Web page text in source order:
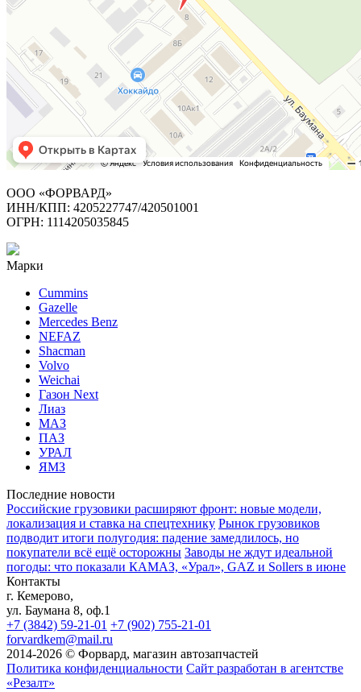
ООО «ФОРВАРД»
ИНН/КПП: 4205227747/420501001
ОГРН: 1114205035845
Марки
Cummins
Gazelle
Mercedes Benz
NEFAZ
Shacman
Volvo
Weichai
Газон Next
Лиаз
МАЗ
ПАЗ
УРАЛ
ЯМЗ
Последние новости
Российские грузовики расширяют фронт: новые модели,
локализация и ставка на спецтехнику Рынок грузовиков
подводит итоги полугодия: падение замедлилось, но
покупатели всё ещё осторожны Заводы не ждут идеальной
погоды: что показали КАМАЗ, «Урал», GAZ и Sollers в июне
Контакты
г. Кемерово,
ул. Баумана 8, оф.1
+7 (3842) 59-21-01 +7 (902) 755-21-01
forvardkem@mail.ru
2014-2026 © Форвард, магазин автозапчастей
Политика конфиденциальности Сайт разработан в агентстве
«Резалт»